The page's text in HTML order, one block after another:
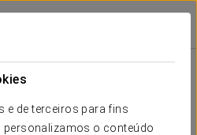
e de terceiros para fins
personalizamos o conteúdo